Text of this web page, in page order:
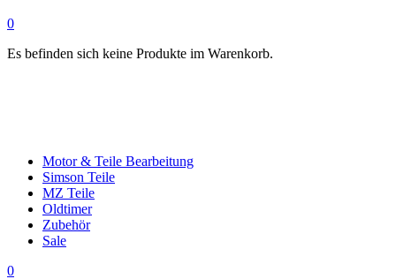
0
Es befinden sich keine Produkte im Warenkorb.
Motor & Teile Bearbeitung
Simson Teile
MZ Teile
Oldtimer
Zubehör
Sale
0